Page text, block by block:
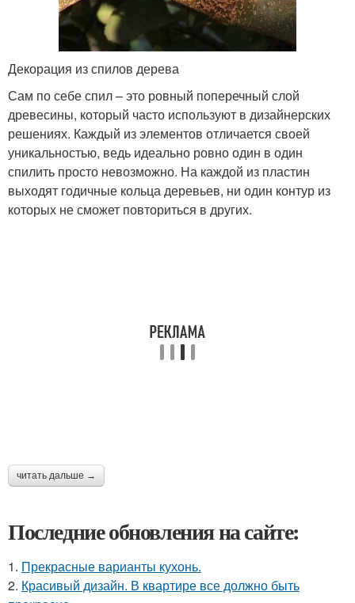
Декорация из спилов дерева
Сам по себе спил – это ровный поперечный слой
древесины, который часто используют в дизайнерских
решениях. Каждый из элементов отличается своей
уникальностью, ведь идеально ровно один в один
спилить просто невозможно. На каждой из пластин
выходят годичные кольца деревьев, ни один контур из
которых не сможет повториться в других.
читать дальше →
Последние обновления на сайте:
1. Прекрасные варианты кухонь.
2. Красивый дизайн. В квартире все должно быть